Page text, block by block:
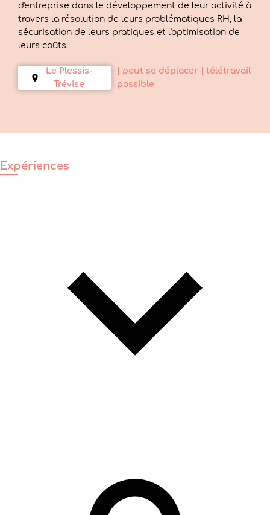
d'entreprise dans le développement de leur activité à
travers la résolution de leurs problématiques RH, la
sécurisation de leurs pratiques et l'optimisation de
leurs coûts.
Le Plessis-
Trévise
| peut se déplacer| télétravail
possible
Expériences